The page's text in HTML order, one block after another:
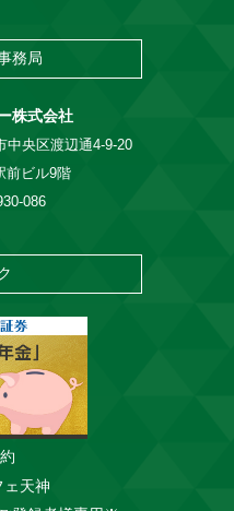
務局
株式会社
中央区渡辺通4-9-20
前ビル9階
086
ェ天神